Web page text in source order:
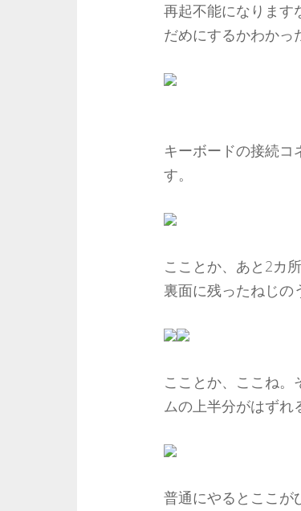
再起不能になります
だめにするかわかっ
キーボードの接続コ
す。
こことか、あと2カ
裏面に残ったねじの
こことか、ここね
ムの上半分がはずれ
普通にやるとここが